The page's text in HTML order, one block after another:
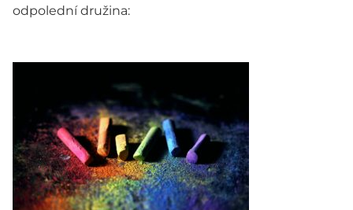
odpolední družina: